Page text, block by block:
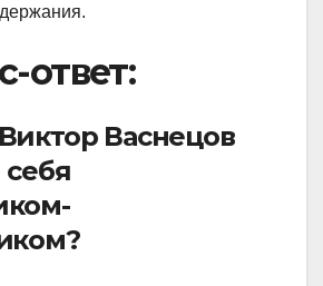
ответ:
Васнецов